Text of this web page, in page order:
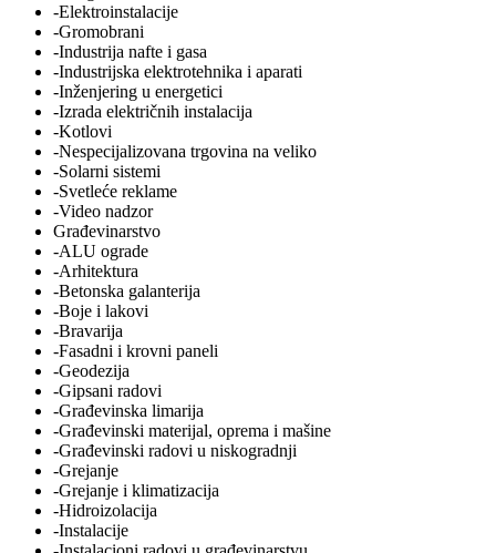
-Elektroinstalacije
-Gromobrani
-Industrija nafte i gasa
-Industrijska elektrotehnika i aparati
-Inženjering u energetici
-Izrada električnih instalacija
-Kotlovi
-Nespecijalizovana trgovina na veliko
-Solarni sistemi
-Svetleće reklame
-Video nadzor
Građevinarstvo
-ALU ograde
-Arhitektura
-Betonska galanterija
-Boje i lakovi
-Bravarija
-Fasadni i krovni paneli
-Geodezija
-Gipsani radovi
-Građevinska limarija
-Građevinski materijal, oprema i mašine
-Građevinski radovi u niskogradnji
-Grejanje
-Grejanje i klimatizacija
-Hidroizolacija
-Instalacije